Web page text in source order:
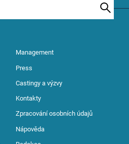
Management
Press
Castingy a výzvy
Kontakty
Zpracování osobních údajů
Nápověda